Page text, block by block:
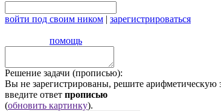
войти под своим ником | зарегистрироваться
помощь
Решение задачи (прописью):
Вы не зарегистрированы, решите арифметическую
введите ответ прописью
(обновить картинку).